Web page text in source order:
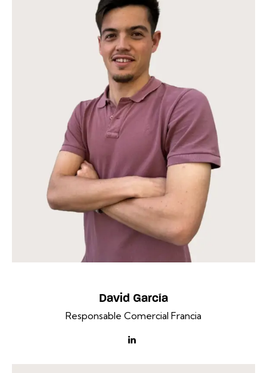
David García
Responsable Comercial Francia
linkedin